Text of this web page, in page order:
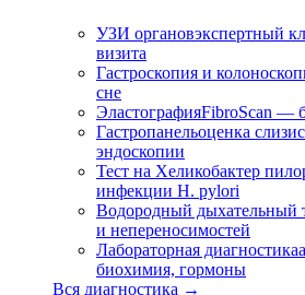
УЗИ органовэкспертный
визита
Гастроскопия и
сне
ЭластографияFibroScan —
Гастропанельоценка
эндоскопии
Тест на Хеликобактер
инфекции H. pylori
Водородный дыхательный
и непереносимостей
Лабораторная диагностика
биохимия, гормоны
Вся диагностика →